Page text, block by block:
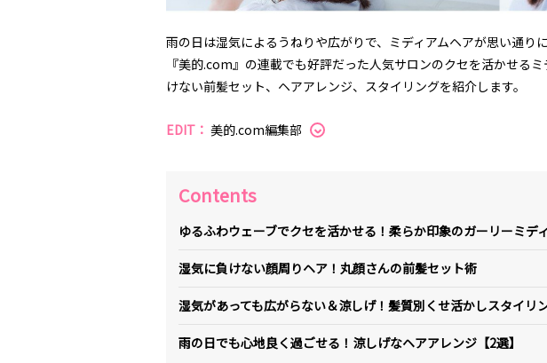
雨の日は湿気によるうねりや広がりで、ミディアムヘアが思い通り
『美的.com』の連載でも好評だった人気サロンのクセを活かせる
けない前髪セット、ヘアアレンジ、スタイリングを紹介します。
EDIT： 美的.com編集部
Contents
ゆるふわウェーブでクセを活かせる！柔らか印象のガーリーミディ
湿気に負けない顔周りヘア！丸顔さんの前髪セット術
湿気があっても広がらない＆涼しげ！髪質別くせ活かしスタイリ
雨の日でも心地良く過ごせる！涼しげなヘアアレンジ【2選】